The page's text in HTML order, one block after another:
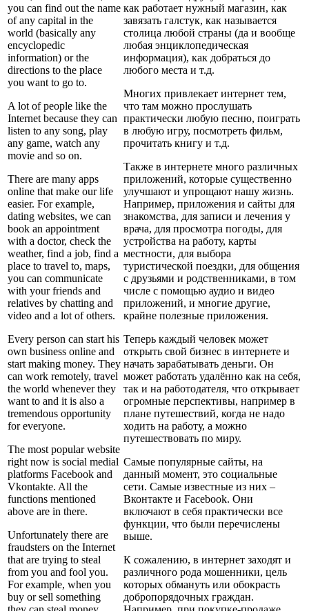
you can find out the name
of any capital in the
world (basically any
encyclopedic
information) or the
directions to the place
you want to go to.
A lot of people like the
Internet because they can
listen to any song, play
any game, watch any
movie and so on.
There are many apps
online that make our life
easier. For example,
dating websites, we can
book an appointment
with a doctor, check the
weather, find a job, find a
place to travel to, maps,
you can communicate
with your friends and
relatives by chatting and
video and a lot of others.
Every person can start his
own business online and
start making money. They
can work remotely, travel
the world whenever they
want to and it is also a
tremendous opportunity
for everyone.
The most popular website
right now is social medial
platforms Facebook and
Vkontakte. All the
functions mentioned
above are in there.
Unfortunately there are
fraudsters on the Internet
that are trying to steal
from you and fool you.
For example, when you
buy or sell something
как работает нужный магазин, как
завязать галстук, как называется
столица любой страны (да и вообще
любая энциклопедическая
информация), как добраться до
любого места и т.д.
Многих привлекает интернет тем,
что там можно прослушать
практически любую песню, поиграть
в любую игру, посмотреть фильм,
прочитать книгу и т.д.
Также в интернете много различных
приложений, которые существенно
улучшают и упрощают нашу жизнь.
Например, приложения и сайты для
знакомства, для записи и лечения у
врача, для просмотра погоды, для
устройства на работу, карты
местности, для выбора
туристической поездки, для общения
с друзьями и родственниками, в том
числе с помощью аудио и видео
приложений, и многие другие,
крайне полезные приложения.
Теперь каждый человек может
открыть свой бизнес в интернете и
начать зарабатывать деньги. Он
может работать удалённо как на себя,
так и на работодателя, что открывает
огромные перспективы, например в
плане путешествий, когда не надо
ходить на работу, а можно
путешествовать по миру.
Самые популярные сайты, на
данный момент, это социальные
сети. Самые известные из них –
Вконтакте и Facebook. Они
включают в себя практически все
функции, что были перечислены
выше.
К сожалению, в интернет заходят и
различного рода мошенники, цель
которых обмануть или обокрасть
добропорядочных граждан.